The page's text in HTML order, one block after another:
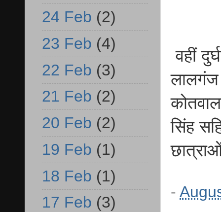
वहीं
लालगंज
सिंह
-
24 Feb (2)
23 Feb (4)
22 Feb (3)
21 Feb (2)
20 Feb (2)
19 Feb (1)
18 Feb (1)
17 Feb (3)